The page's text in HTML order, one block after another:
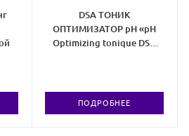
DSA ТОНИК
ОПТИМИЗАТОР рН «pH
Optimizing tonique DSA
ПОДРОБНЕЕ